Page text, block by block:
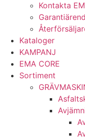
Kontakta
Kataloger
KAMPANJ
EMA CORE
Sortiment